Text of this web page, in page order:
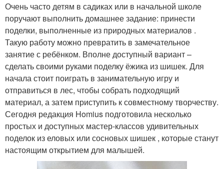
Очень часто детям в садиках или в начальной школе
поручают выполнить домашнее задание: принести
поделки, выполненные из природных материалов .
Такую работу можно превратить в замечательное
занятие с ребёнком. Вполне доступный вариант –
сделать своими руками поделку ёжика из шишек. Для
начала стоит поиграть в занимательную игру и
отправиться в лес, чтобы собрать подходящий
материал, а затем приступить к совместному творчеству.
Сегодня редакция Homius подготовила несколько
простых и доступных мастер-классов удивительных
поделок из еловых или сосновых шишек , которые станут
настоящим открытием для малышей.